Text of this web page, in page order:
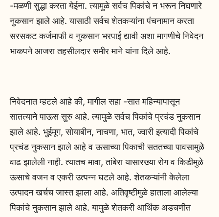
-मळणी सुद्धा करता येईना. त्यामुळे सर्वच पिकांचे न भरून निघणारे
नुकसान झाले आहे. यासाठी सर्वच शेतकऱ्यांना पंचनामान करता
सरसकट कर्जमाफी व नुकसान भरपाई द्यावी अशा मागणीचे निवेदन
भाकपने आजरा तहसीलदार समीर माने यांना दिले आहे.
निवेदनात म्हटले आहे की, मागील सहा -सात महिन्यापासून
सातत्याने पाऊस सुरु आहे. त्यामुळे सर्वच पिकांचे प्रचंड नुकसान
झाले आहे. भुईमूग, सोयाबीन, नाचणा, भात, ज्वारी इत्यादी पिकांचे
प्रचंड नुकसान झाले आहे व ऊसाच्या पिकाची सततच्या पावसामुळे
वाढ झालेली नाही. त्यातच मावा, तांबेरा यासारख्या रोग व किडीमुळे
ऊसाचे वजन व एकरी उत्पन्न घटले आहे. शेतकऱ्यांनी केलेला
उत्पादन खर्चच जास्त झाला आहे. अतिवृष्टीमुळे हाताला आलेल्या
पिकांचे नुकसान झाले आहे. यामुळे शेतकरी आर्थिक अडचणीत